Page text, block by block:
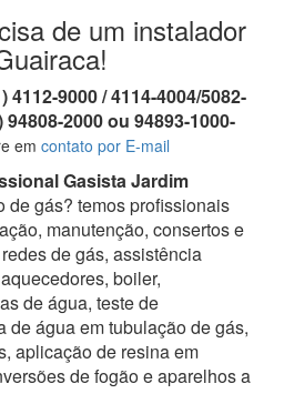
de um instalador
4112-9000 / 4114-4004/5082-
94808-2000 ou 94893-1000-
em contato por E-mail
Gasista Jardim
de gás? temos profissionais
manutenção, consertos e
de gás, assistência
boiler,
de água, teste de
de água em tubulação de gás,
aplicação de resina em
de fogão e aparelhos a